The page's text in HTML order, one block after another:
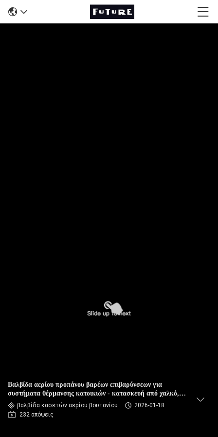
Βαλβίδα αερίου προπάνου βαρέων επιβαρύνσεων για
συστήματα θέρμανσης κατοικιών - κατασκευή από χαλκό,
μεγάλης χωρητικότητας ροής
βαλβίδα κασετών αερίου βουτανίου
2026-01-18
232 απόψεις